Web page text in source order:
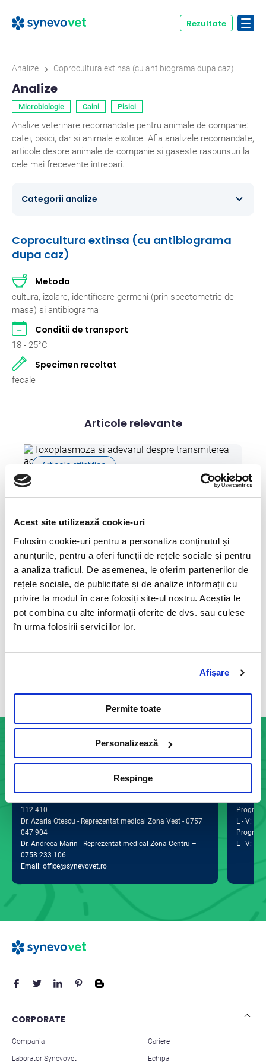
Acest site utilizează cookie-uri
Folosim cookie-uri pentru a personaliza conținutul și
anunțurile, pentru a oferi funcții de rețele sociale și pentru
a analiza traficul. De asemenea, le oferim partenerilor de
rețele sociale, de publicitate și de analize informații cu
privire la modul în care folosiți site-ul nostru. Aceștia le
pot combina cu alte informații oferite de dvs. sau culese
în urma folosirii serviciilor lor.
Afişare
Permite toate
Personalizează
Respinge
Rezultate
Analize › Coprocultura extinsa (cu antibiograma dupa caz)
Analize
Microbiologie Caini Pisici
Analize veterinare recomandate pentru animale de companie:
catei, pisici, dar si animale exotice. Afla analizele recomandate,
articole despre animale de companie si gaseste raspunsuri la
cele mai frecevente intrebari.
Categorii analize
Ecvine
Pasari
Pisici
Rumegatoare mari
Coprocultura extinsa (cu antibiograma
dupa caz)
Metoda
cultura, izolare, identificare germeni (prin spectometrie de
masa) si antibiograma
Conditii de transport
18 - 25°C
Specimen recoltat
fecale
Articole relevante
Articole stiintifice
09 Mai 2023
Toxoplasma gondii este un parazit intracelular care
infecteaza teoretic toate speciile de animale cu sange
cald, inclusiv oamenii.
Citeste mai mult
INFOCENTER
112 410
Dr. Azaria Otescu - Reprezentat medical Zona Vest - 0757
047 904
Dr. Andreea Marin - Reprezentat medical Zona Centru –
0758 233 106
Email: office@synevovet.ro
postal
L - V:
L - V:
CORPORATE
Compania
Laborator Synevovet
Cariere
Echipa